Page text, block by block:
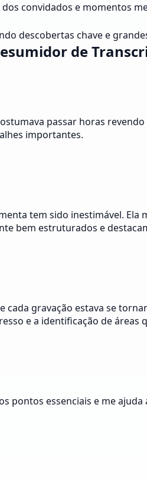
convidados e momentos
descobertas chave e
de
passar horas
importantes.
tem sido inestimável. Ela
bem estruturados e
gravação estava se
e a identificação de áreas
essenciais e me